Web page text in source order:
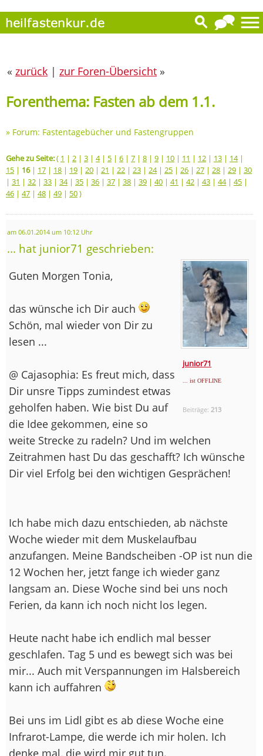
« zurück | zur Foren-Übersicht »
Forenthema: Fasten ab dem 1.1.
» Forum: Fastentagebücher und Fastengruppen
Gehe zu Seite:( 1 | 2 | 3 | 4| 5 | 6 | 7 | 8 | 9 | 10 | 11 | 12 | 13 | 14|
15 | 16| 17 | 18 | 19 | 20 | 21 | 22 | 23 | 24| 25 | 26 | 27 | 28 | 29 | 30
| 31 | 32 | 33 | 34| 35 | 36 | 37 | 38 | 39 | 40 | 41 | 42 | 43 | 44| 45 |
46 | 47 | 48 | 49 | 50)
am 06.01.2014 um 10:12 Uhr
... hat junior71 geschrieben:
junior71
... ist OFFLINE
Beiträge: 213
Guten Morgen Tonia,
das wünsche ich Dir auch
Schön, mal wieder von Dir zu
lesen ...
@ Cajasophia: Es freut mich, dass
Dir unsre Tipps zumindest etwas
geholfen haben. Wie bist Du auf
die Idee gekommen, eine so
weite Strecke zu radeln? Und im welchen
Zeitrahmen hast Du das geschafft? Ich wünsche
Dir viel Erfolg bei den wichtigen Gesprächen!
Ich habe mich dazu entschieden, ab nächste
Woche wieder mit dem Muskelaufbau
anzufangen. Meine Bandscheiben -OP ist nun die
12 Wochen her, jetzt fange ich wieder ganz
langsam an. Diese Woche sind bei uns noch
Ferien, da kann ich noch nicht los legen.
Heute nacht habe ich endlich mal besser
geschlafen. Tag 5 und es bewegt sich was bei
mir... Auch mit Verspannungen im Halsbereich
kann ich auffahren
Bei uns im Lidl gibt es ab diese Woche eine
Infrarot-Lampe, die werde ich mir holen. Ich
denke mal, die wird mir gut tun.